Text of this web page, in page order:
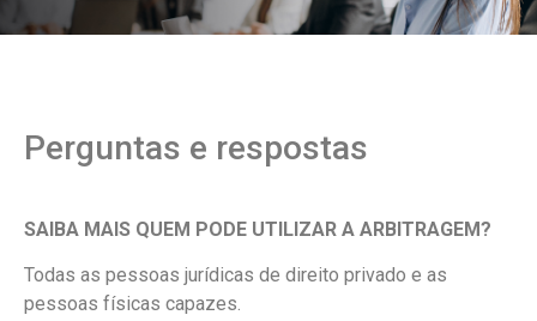
Perguntas e respostas
SAIBA MAIS QUEM PODE UTILIZAR A ARBITRAGEM?
Todas as pessoas jurídicas de direito privado e as
pessoas físicas capazes.